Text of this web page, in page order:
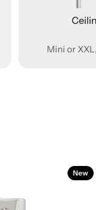
Mini or
New